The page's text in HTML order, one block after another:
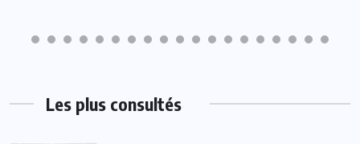
Les plus consultés